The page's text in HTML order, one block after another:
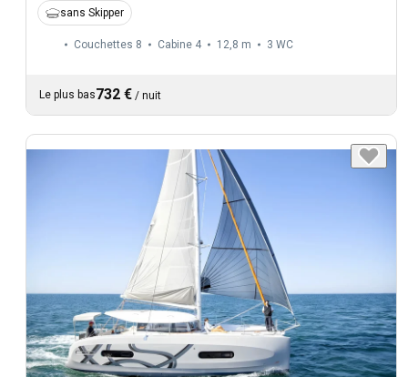
sans Skipper
Couchettes 8 Cabine 4 12,8 m 3 WC
Le plus bas732 € / nuit